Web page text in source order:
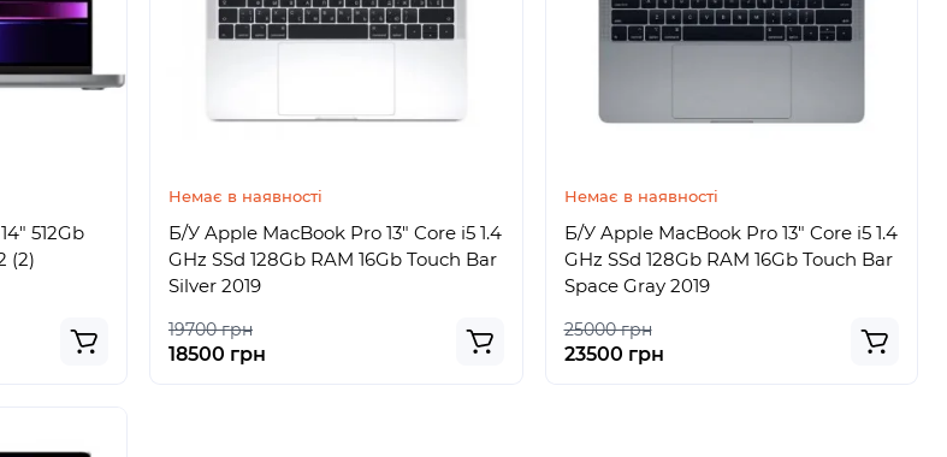
512Gb
(2)
Немає в наявності
Б/У Apple MacBook Pro 13" Core i5 1.4
GHz SSd 128Gb RAM 16Gb Touch Bar
Silver 2019
19700 грн
18500 грн
Немає в наявності
Б/У Apple MacBook Pro 13" Core i5 1.4
GHz SSd 128Gb RAM 16Gb Touch Bar
Space Gray 2019
25000 грн
23500 грн